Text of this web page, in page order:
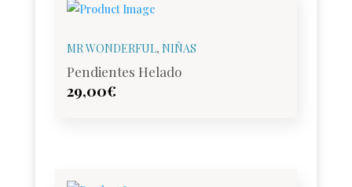
MR WONDERFUL, NIÑAS
Pendientes Helado
29,00€